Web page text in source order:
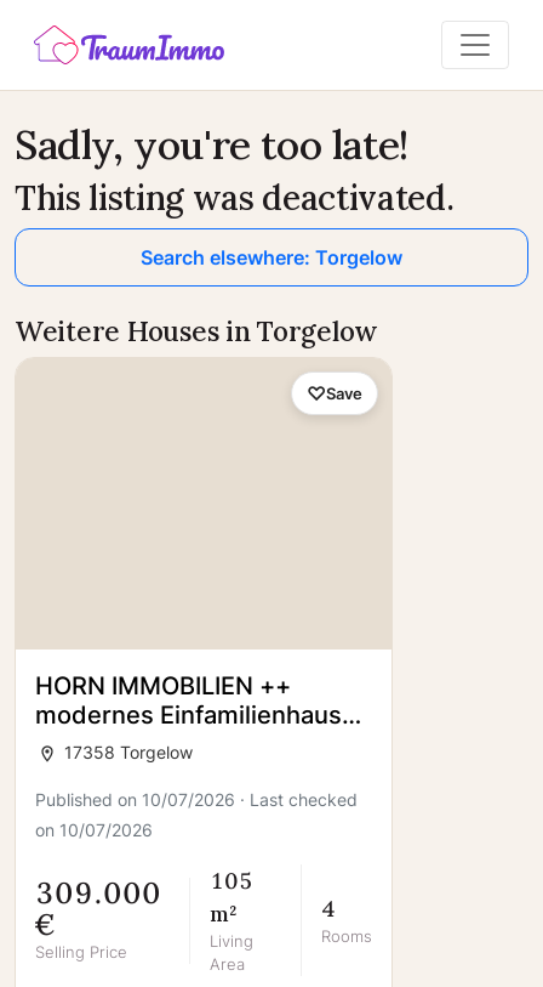
Sadly, you're too late!
This listing was deactivated.
Search elsewhere: Torgelow
Weitere Houses in Torgelow
HORN IMMOBILIEN ++
modernes Einfamilienhaus
mit Photovoltaikanlage,
Torgelow
17358 Torgelow
Published on 10/07/2026 · Last checked
on 10/07/2026
309.000
€
Selling Price
105
m²
Living
Area
4
Rooms
Save